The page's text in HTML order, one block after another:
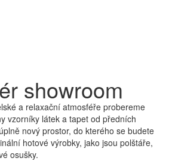
showroom
a relaxační atmosféře probereme
vzorníky látek a tapet od předních
nový prostor, do kterého se budete
hotové výrobky, jako jsou polštáře,
osušky.